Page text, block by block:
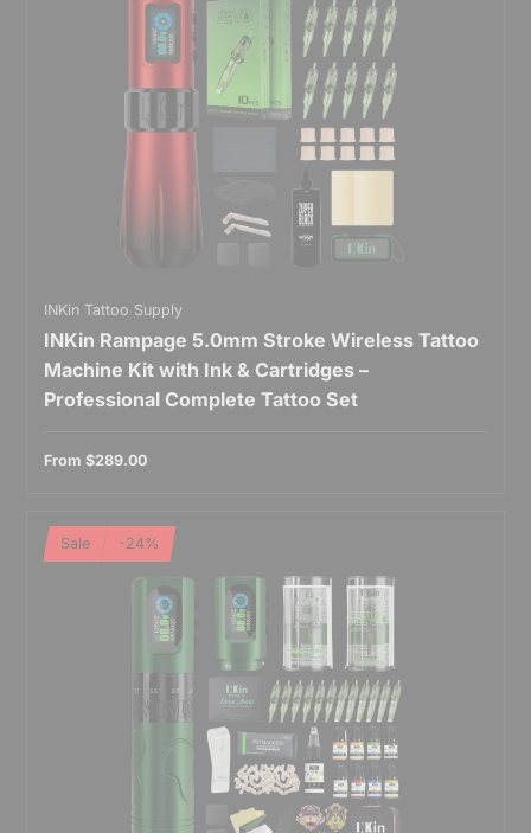
INKin Tattoo Supply
INKin Rampage 5.0mm Stroke Wireless Tattoo
Machine Kit with Ink & Cartridges –
Professional Complete Tattoo Set
From $289.00
Sale -24%